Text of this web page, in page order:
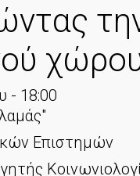
- 18:00
Επιστημών